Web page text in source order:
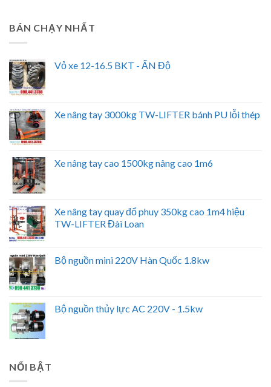
BÁN CHẠY NHẤT
Vỏ xe 12-16.5 BKT - ẤN Độ
Xe nâng tay 3000kg TW-LIFTER bánh PU lỗi thép
Xe nâng tay cao 1500kg nâng cao 1m6
Xe nâng tay quay đổ phuy 350kg cao 1m4 hiệu
TW-LIFTER Đài Loan
Bộ nguồn mini 220V Hàn Quốc 1.8kw
Bộ nguồn thủy lực AC 220V - 1.5kw
NỔI BẬT